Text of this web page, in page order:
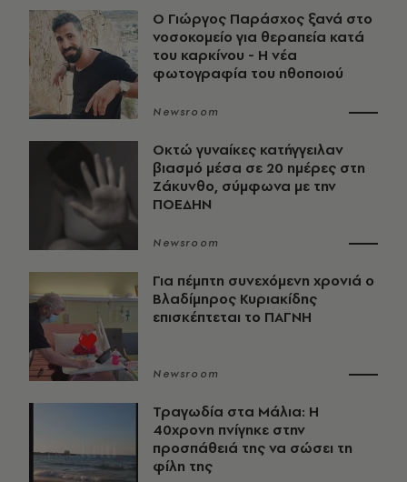
O Γιώργος Παράσχος ξανά στο
νοσοκομείο για θεραπεία κατά
του καρκίνου - Η νέα
φωτογραφία του ηθοποιού
Newsroom
Οκτώ γυναίκες κατήγγειλαν
βιασμό μέσα σε 20 ημέρες στη
Ζάκυνθο, σύμφωνα με την
ΠΟΕΔΗΝ
Newsroom
Για πέμπτη συνεχόμενη χρονιά ο
Βλαδίμηρος Κυριακίδης
επισκέπτεται το ΠΑΓΝΗ
Newsroom
Τραγωδία στα Μάλια: Η
40χρονη πνίγηκε στην
προσπάθειά της να σώσει τη
φίλη της